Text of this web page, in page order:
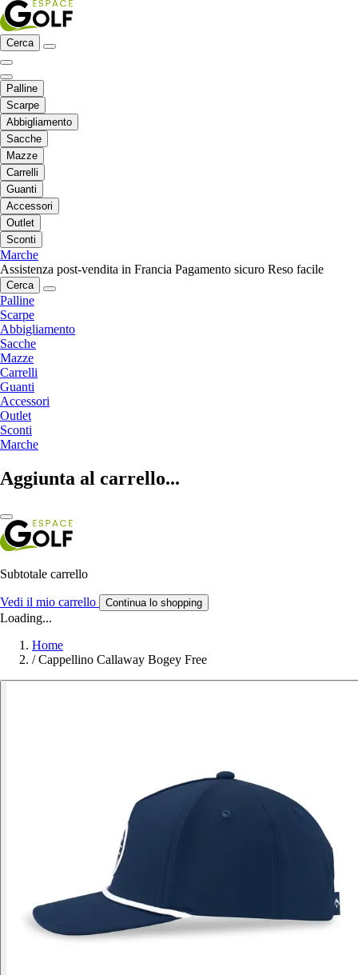
Cerca
Palline
Scarpe
Abbigliamento
Sacche
Mazze
Carrelli
Guanti
Accessori
Outlet
Sconti
Marche
Assistenza post-vendita in Francia Pagamento sicuro Reso facile
Cerca
Palline
Scarpe
Abbigliamento
Sacche
Mazze
Carrelli
Guanti
Accessori
Outlet
Sconti
Marche
Aggiunta al carrello...
Subtotale carrello
Vedi il mio carrello Continua lo shopping
Loading...
Home
/ Cappellino Callaway Bogey Free